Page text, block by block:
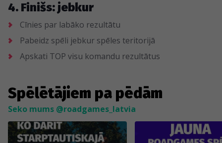
4. Finišs: jebkur
Cīnies par labāko rezultātu
Pabeidz spēli jebkur spēles teritorijā
Apskati TOP visu komandu rezultātus
Spēlētājiem pa pēdām
Seko mums @roadgames_latvia